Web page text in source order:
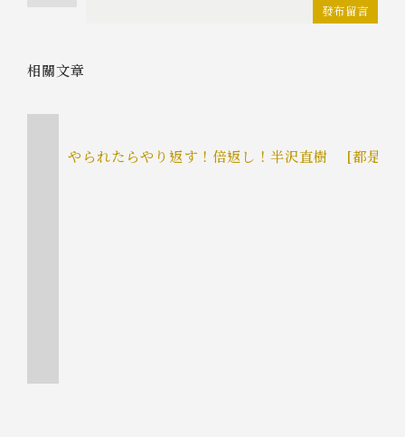
發布留言
相關文章
やられたらやり返す！倍返し！半沢直樹 [都是屁